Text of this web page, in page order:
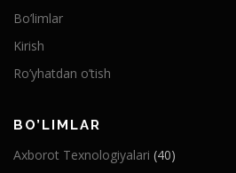
Bo’limlar
Kirish
Ro’yhatdan o’tish
BO’LIMLAR
Axborot Texnologiyalari (40)